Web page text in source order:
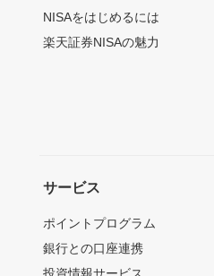
NISAをはじめるには
楽天証券NISAの魅力
サービス
ポイントプログラム
銀行との口座連携